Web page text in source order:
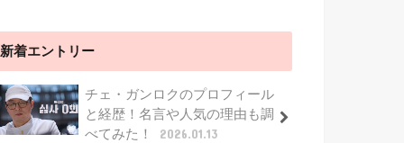
新着エントリー
チェ・ガンロクのプロフィール
と経歴！名言や人気の理由も調
べてみた！
2026.01.13